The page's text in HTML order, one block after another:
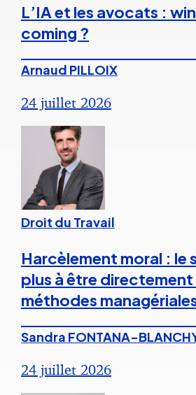
L’IA et les avocats :
coming ?
Arnaud PILLOIX
24 juillet 2026
Droit du Travail
Harcèlement moral : le
plus à être directement
méthodes
Sandra FONTANA-
24 juillet 2026